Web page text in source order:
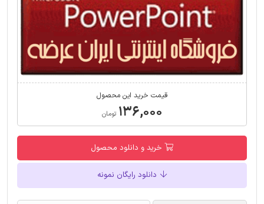
قیمت خرید این محصول
۱۳۶,۰۰۰ تومان
خرید و دانلود محصول
دانلود رایگان نمونه